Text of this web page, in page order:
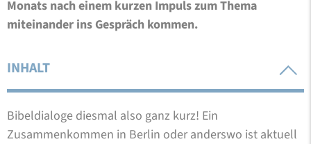
Monats nach einem kurzen Impuls zum Thema
miteinander ins Gespräch kommen.
INHALT
Bibeldialoge diesmal also ganz kurz! Ein
Zusammenkommen in Berlin oder anderswo ist aktuell